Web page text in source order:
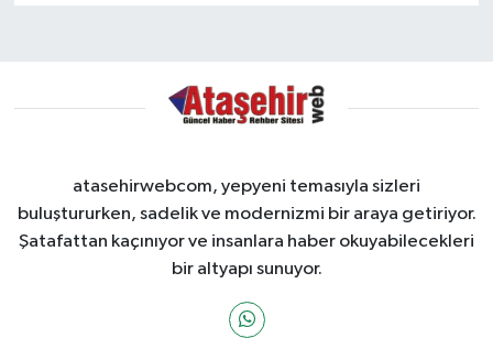
atasehirwebcom, yepyeni temasıyla sizleri
buluştururken, sadelik ve modernizmi bir araya getiriyor.
Şatafattan kaçınıyor ve insanlara haber okuyabilecekleri
bir altyapı sunuyor.